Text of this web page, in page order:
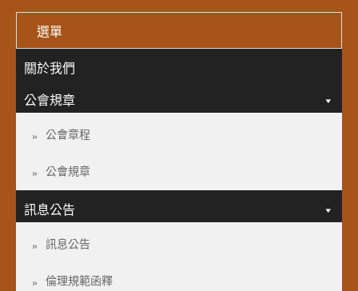
選單
關於我們
公會規章
公會章程
公會規章
訊息公告
訊息公告
倫理規範函釋